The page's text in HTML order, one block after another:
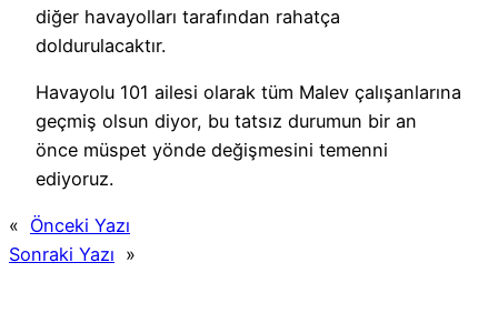
diğer havayolları tarafından rahatça
doldurulacaktır.
Havayolu 101 ailesi olarak tüm Malev çalışanlarına
geçmiş olsun diyor, bu tatsız durumun bir an
önce müspet yönde değişmesini temenni
ediyoruz.
« Önceki Yazı
Sonraki Yazı »